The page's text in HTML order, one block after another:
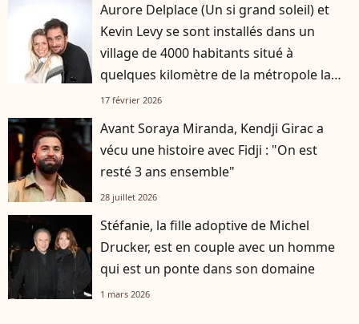
Aurore Delplace (Un si grand soleil) et
Kevin Levy se sont installés dans un
village de 4000 habitants situé à
quelques kilomètre de la métropole la
plus attractive de France
17 février 2026
Avant Soraya Miranda, Kendji Girac a
vécu une histoire avec Fidji : "On est
resté 3 ans ensemble"
28 juillet 2026
Stéfanie, la fille adoptive de Michel
Drucker, est en couple avec un homme
qui est un ponte dans son domaine
1 mars 2026